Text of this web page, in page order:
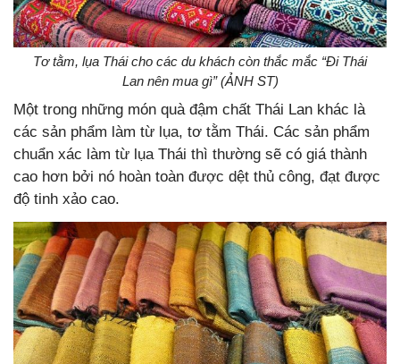
Tơ tằm, lụa Thái cho các du khách còn thắc mắc “Đi Thái
Lan nên mua gì” (ẢNH ST)
Một trong những món quà đậm chất Thái Lan khác là
các sản phẩm làm từ lụa, tơ tằm Thái. Các sản phẩm
chuẩn xác làm từ lụa Thái thì thường sẽ có giá thành
cao hơn bởi nó hoàn toàn được dệt thủ công, đạt được
độ tinh xảo cao.